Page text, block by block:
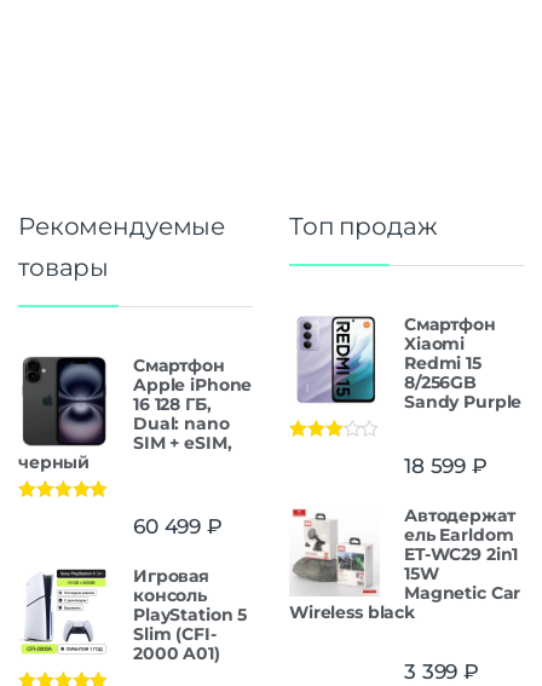
Рекомендуемые
товары
Смартфон
Apple iPhone
16 128 ГБ,
Dual: nano
SIM + eSIM,
черный
60 499 ₽
Игровая
консоль
PlayStation 5
Slim (CFI-
2000 A01)
Топ продаж
Смартфон
Xiaomi
Redmi 15
8/256GB
Sandy Purple
18 599 ₽
Автодержат
ель Earldom
ET-WC29 2in1
15W
Magnetic Car
Wireless black
3 399 ₽